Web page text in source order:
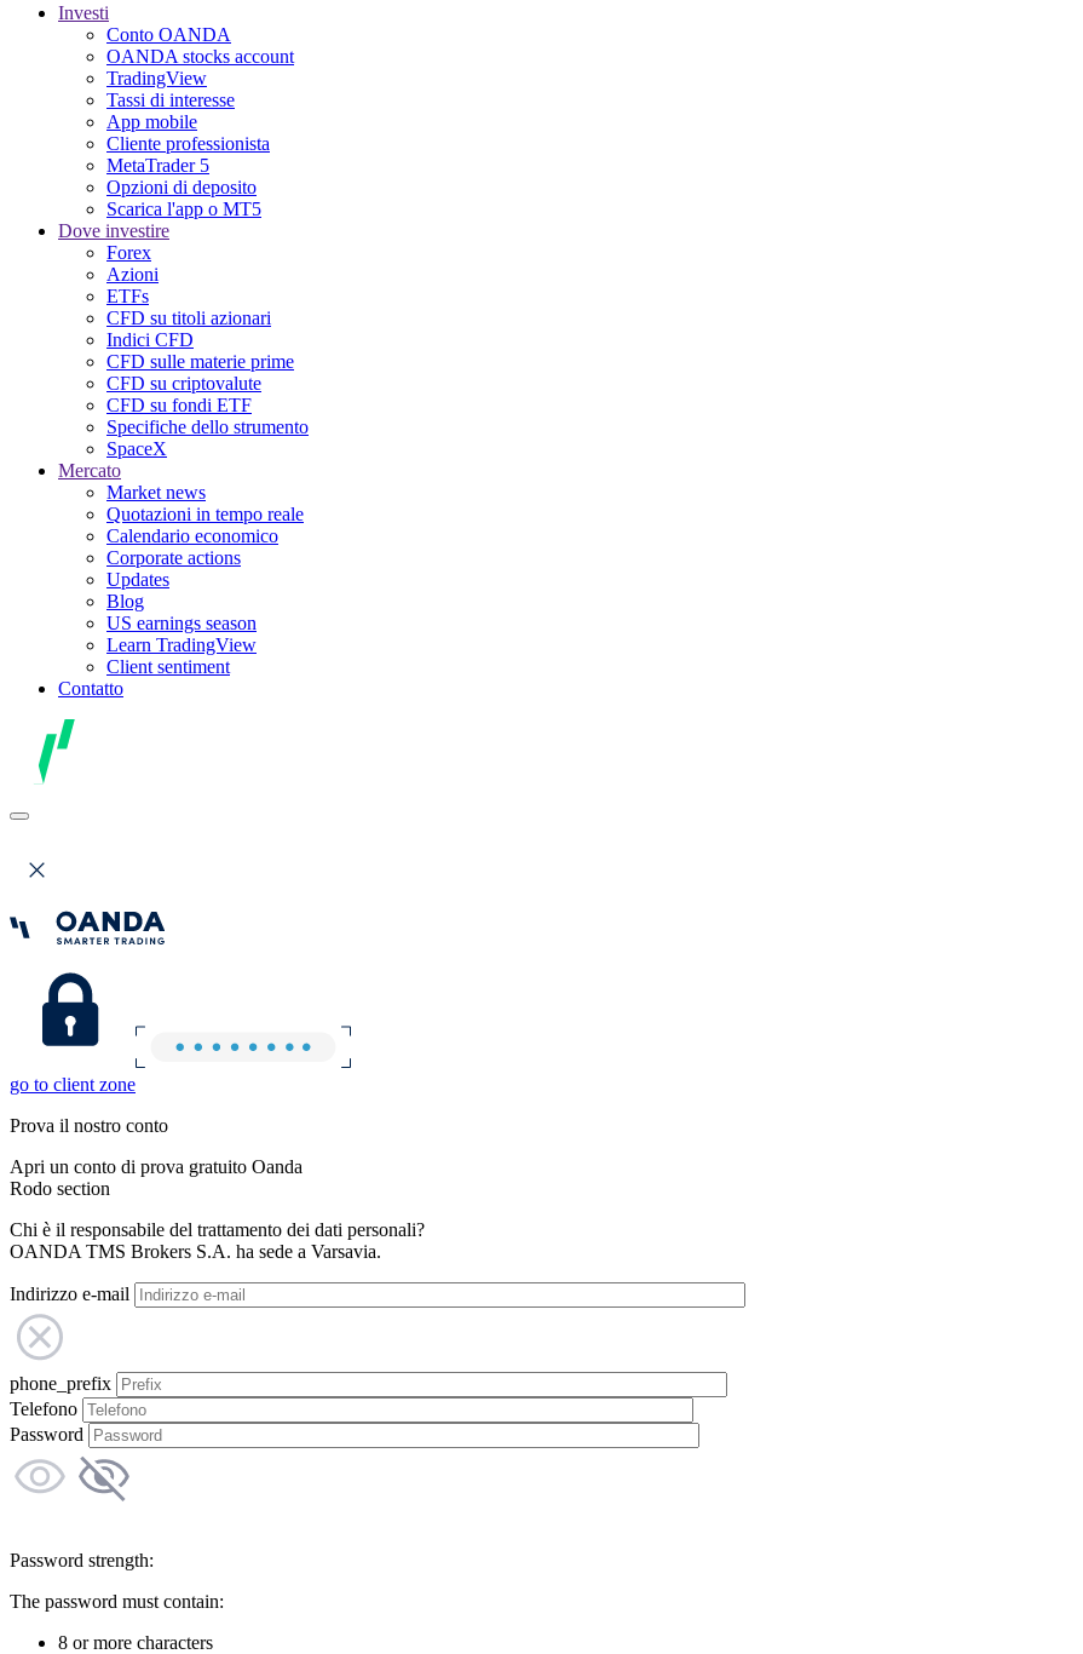
Investi
Conto OANDA
OANDA stocks account
TradingView
Tassi di interesse
App mobile
Cliente professionista
MetaTrader 5
Opzioni di deposito
Scarica l'app o MT5
Dove investire
Forex
Azioni
ETFs
CFD su titoli azionari
Indici CFD
CFD sulle materie prime
CFD su criptovalute
CFD su fondi ETF
Specifiche dello strumento
SpaceX
Mercato
Market news
Quotazioni in tempo reale
Calendario economico
Corporate actions
Updates
Blog
US earnings season
Learn TradingView
Client sentiment
Contatto
go to client zone
Prova il nostro conto
Apri un conto di prova gratuito Oanda
Rodo section
Chi è il responsabile del trattamento dei dati personali?
OANDA TMS Brokers S.A. ha sede a Varsavia.
Indirizzo e-mail
phone_prefix
Telefono
Password
Password strength:
The password must contain:
8 or more characters